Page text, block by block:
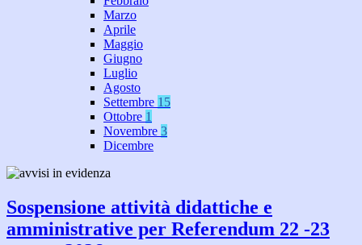
Marzo
Aprile
Maggio
Giugno
Luglio
Agosto
Settembre 15
Ottobre 1
Novembre 3
Dicembre
Sospensione attività didattiche e
amministrative per Referendum 22 -23